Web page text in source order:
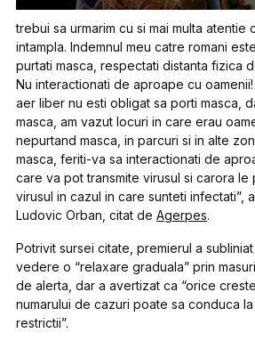
trebui sa urmarim cu si mai multa atentie
intampla. Indemnul meu catre romani
purtati masca, respectati distanta fizica
Nu interactionati de aproape cu
aer liber nu esti obligat sa porti masca,
masca, am vazut locuri in care erau
nepurtand masca, in parcuri si in alte
masca, feriti-va sa interactionati de
care va pot transmite virusul si carora le
virusul in cazul in care sunteti infectati”,
Ludovic Orban, citat deAgerpes.
Potrivit sursei citate, premierul a
vedere o “relaxare graduala” prin
de alerta, dar a avertizat ca “orice
numarului de cazuri poate sa conduca
restrictii”.